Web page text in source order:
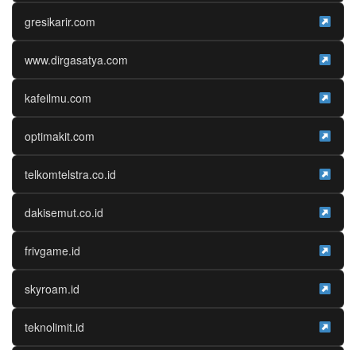
gresikarir.com
www.dirgasatya.com
kafeilmu.com
optimakit.com
telkomtelstra.co.id
dakisemut.co.id
frivgame.id
skyroam.id
teknolimit.id